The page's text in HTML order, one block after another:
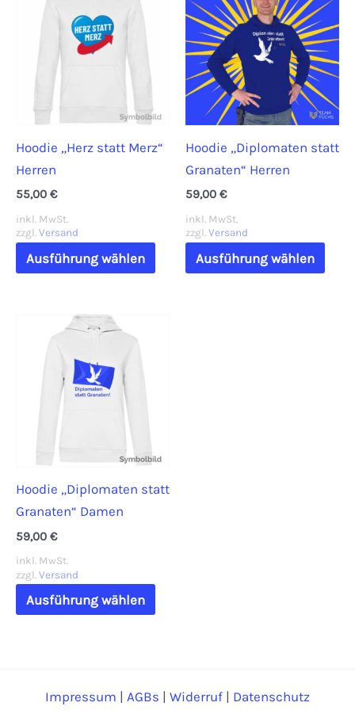
Optionen
können
Produktseite
gewählt
werden
Die
auf
der
Hoodie „Herz statt Merz“
Herren
55,00 €
inkl. MwSt.
zzgl. Versand
Ausführung wählen
Dieses
Produkt
Produktseite
Hoodie „Diplomaten statt
Granaten“ Herren
59,00 €
inkl. MwSt.
zzgl. Versand
Ausführung wählen
Hoodie „Diplomaten statt
Granaten“ Damen
59,00 €
inkl. MwSt.
zzgl. Versand
Ausführung wählen
Dieses
Produkt
auf.
Impressum | AGBs | Widerruf | Datenschutz